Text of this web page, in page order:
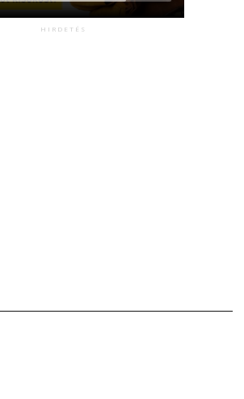
HIRDETÉS